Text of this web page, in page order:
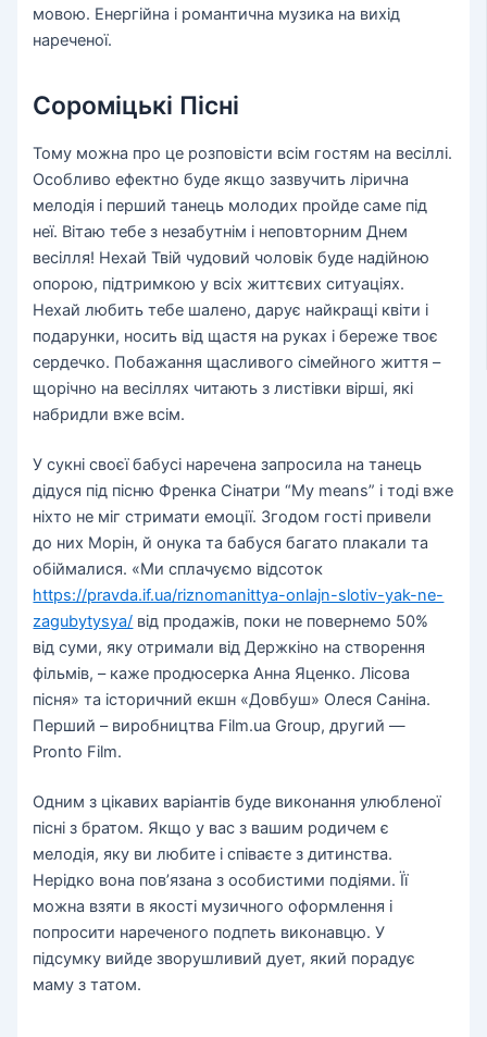
мовою. Енергійна і романтична музика на вихід
нареченої.
Сороміцькі Пісні
Тому можна про це розповісти всім гостям на весіллі.
Особливо ефектно буде якщо зазвучить лірична
мелодія і перший танець молодих пройде саме під
неї. Вітаю тебе з незабутнім і неповторним Днем
весілля! Нехай Твій чудовий чоловік буде надійною
опорою, підтримкою у всіх життєвих ситуаціях.
Нехай любить тебе шалено, дарує найкращі квіти і
подарунки, носить від щастя на руках і береже твоє
сердечко. Побажання щасливого сімейного життя –
щорічно на весіллях читають з листівки вірші, які
набридли вже всім.
У сукні своєї бабусі наречена запросила на танець
дідуся під пісню Френка Сінатри “My means” і тоді вже
ніхто не міг стримати емоції. Згодом гості привели
до них Морін, й онука та бабуся багато плакали та
обіймалися. «Ми сплачуємо відсоток
https://pravda.if.ua/riznomanittya-onlajn-slotiv-yak-ne-
zagubytysya/ від продажів, поки не повернемо 50%
від суми, яку отримали від Держкіно на створення
фільмів, – каже продюсерка Анна Яценко. Лісова
пісня» та історичний екшн «Довбуш» Олеся Саніна.
Перший – виробництва Film.ua Group, другий —
Pronto Film.
Одним з цікавих варіантів буде виконання улюбленої
пісні з братом. Якщо у вас з вашим родичем є
мелодія, яку ви любите і співаєте з дитинства.
Нерідко вона пов’язана з особистими подіями. Її
можна взяти в якості музичного оформлення і
попросити нареченого подпеть виконавцю. У
підсумку вийде зворушливий дует, який порадує
маму з татом.